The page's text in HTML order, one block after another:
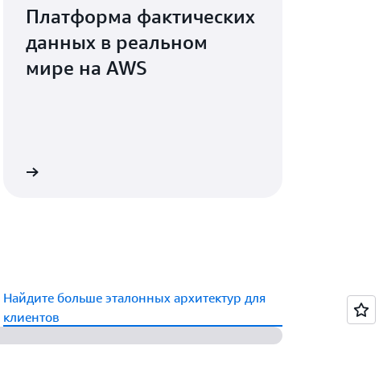
Платформа фактических
данных в реальном
мире на AWS
Найдите больше эталонных архитектур для
клиентов